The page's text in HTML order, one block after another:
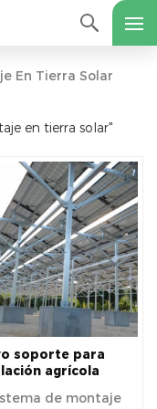
En Tierra Solar
en tierra solar"
soporte para
agrícola
solares
de montaje